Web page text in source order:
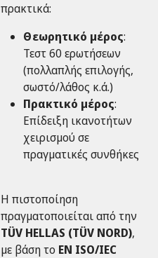
πρακτικά:
Θεωρητικό μέρος:
Τεστ 60 ερωτήσεων
(πολλαπλής επιλογής,
σωστό/λάθος κ.ά.)
Πρακτικό μέρος:
Επίδειξη ικανοτήτων
χειρισμού σε
πραγματικές συνθήκες
Η πιστοποίηση
πραγματοποιείται από την
TÜV HELLAS (TÜV NORD),
με βάση το EN ISO/IEC